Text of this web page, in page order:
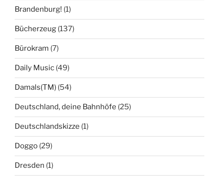
Brandenburg! (1)
Bücherzeug (137)
Bürokram (7)
Daily Music (49)
Damals(TM) (54)
Deutschland, deine Bahnhöfe (25)
Deutschlandskizze (1)
Doggo (29)
Dresden (1)